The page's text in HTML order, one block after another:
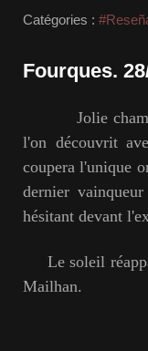
Catégories :
Fourques.
Jolie
l'on découvrit
coupera l'unique
dernier
hésitant devant
Le soleil
Mailhan.